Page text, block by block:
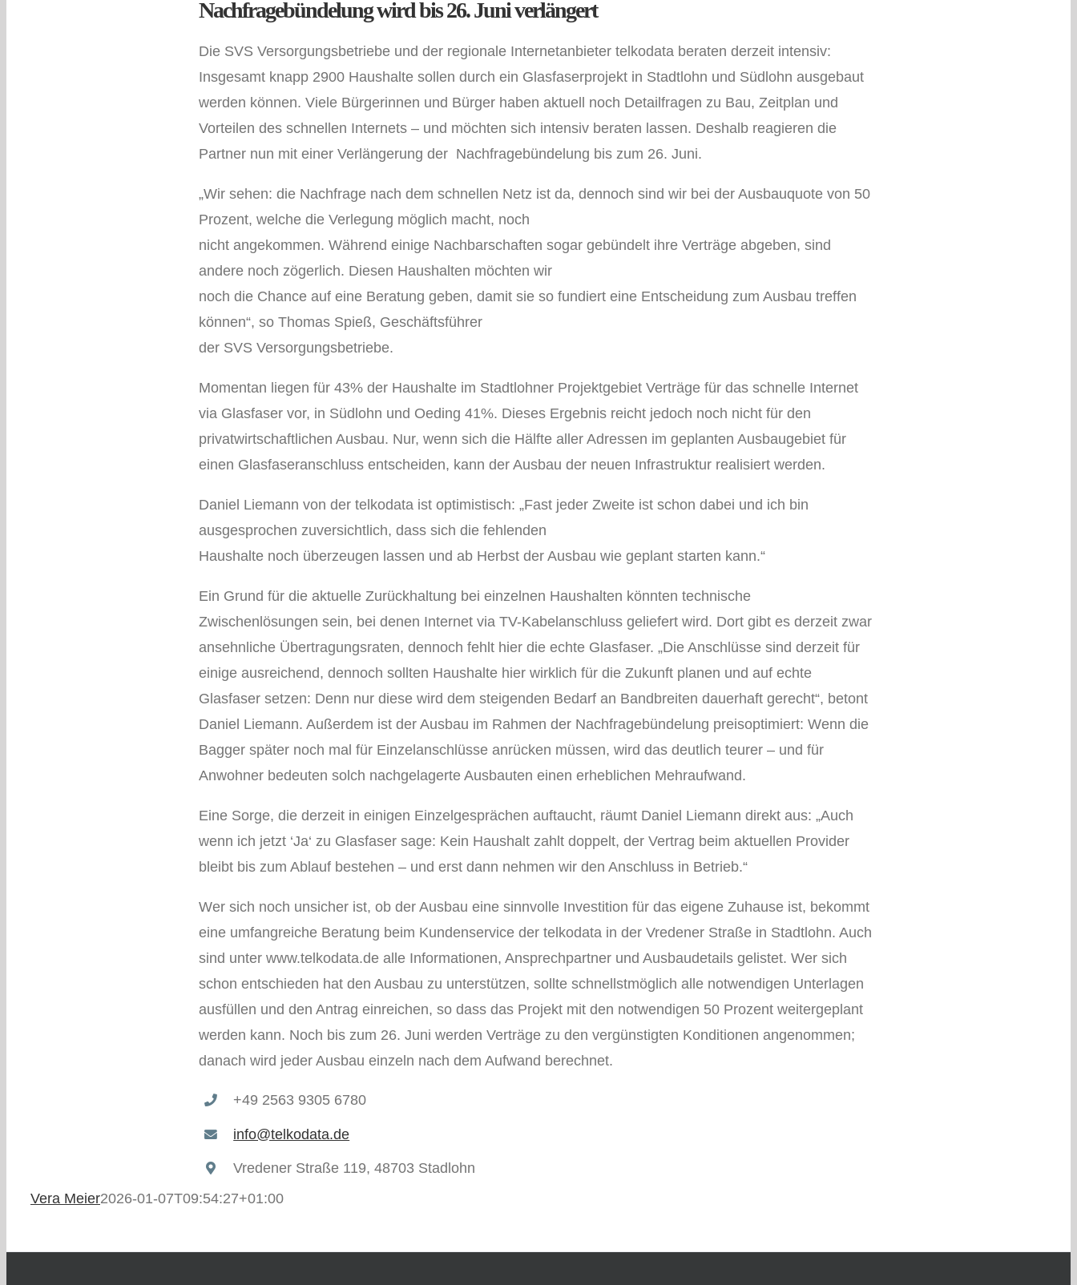
Nachfragebündelung wird bis 26. Juni verlängert
Die SVS Versorgungsbetriebe und der regionale Internetanbieter telkodata beraten derzeit intensiv:
Insgesamt knapp 2900 Haushalte sollen durch ein Glasfaserprojekt in Stadtlohn und Südlohn ausgebaut
werden können. Viele Bürgerinnen und Bürger haben aktuell noch Detailfragen zu Bau, Zeitplan und
Vorteilen des schnellen Internets – und möchten sich intensiv beraten lassen. Deshalb reagieren die
Partner nun mit einer Verlängerung der Nachfragebündelung bis zum 26. Juni.
„Wir sehen: die Nachfrage nach dem schnellen Netz ist da, dennoch sind wir bei der Ausbauquote von 50
Prozent, welche die Verlegung möglich macht, noch
nicht angekommen. Während einige Nachbarschaften sogar gebündelt ihre Verträge abgeben, sind
andere noch zögerlich. Diesen Haushalten möchten wir
noch die Chance auf eine Beratung geben, damit sie so fundiert eine Entscheidung zum Ausbau treffen
können“, so Thomas Spieß, Geschäftsführer
der SVS Versorgungsbetriebe.
Momentan liegen für 43% der Haushalte im Stadtlohner Projektgebiet Verträge für das schnelle Internet
via Glasfaser vor, in Südlohn und Oeding 41%. Dieses Ergebnis reicht jedoch noch nicht für den
privatwirtschaftlichen Ausbau. Nur, wenn sich die Hälfte aller Adressen im geplanten Ausbaugebiet für
einen Glasfaseranschluss entscheiden, kann der Ausbau der neuen Infrastruktur realisiert werden.
Daniel Liemann von der telkodata ist optimistisch: „Fast jeder Zweite ist schon dabei und ich bin
ausgesprochen zuversichtlich, dass sich die fehlenden
Haushalte noch überzeugen lassen und ab Herbst der Ausbau wie geplant starten kann.“
Ein Grund für die aktuelle Zurückhaltung bei einzelnen Haushalten könnten technische
Zwischenlösungen sein, bei denen Internet via TV-Kabelanschluss geliefert wird. Dort gibt es derzeit zwar
ansehnliche Übertragungsraten, dennoch fehlt hier die echte Glasfaser. „Die Anschlüsse sind derzeit für
einige ausreichend, dennoch sollten Haushalte hier wirklich für die Zukunft planen und auf echte
Glasfaser setzen: Denn nur diese wird dem steigenden Bedarf an Bandbreiten dauerhaft gerecht“, betont
Daniel Liemann. Außerdem ist der Ausbau im Rahmen der Nachfragebündelung preisoptimiert: Wenn die
Bagger später noch mal für Einzelanschlüsse anrücken müssen, wird das deutlich teurer – und für
Anwohner bedeuten solch nachgelagerte Ausbauten einen erheblichen Mehraufwand.
Eine Sorge, die derzeit in einigen Einzelgesprächen auftaucht, räumt Daniel Liemann direkt aus: „Auch
wenn ich jetzt ‘Ja‘ zu Glasfaser sage: Kein Haushalt zahlt doppelt, der Vertrag beim aktuellen Provider
bleibt bis zum Ablauf bestehen – und erst dann nehmen wir den Anschluss in Betrieb.“
Wer sich noch unsicher ist, ob der Ausbau eine sinnvolle Investition für das eigene Zuhause ist, bekommt
eine umfangreiche Beratung beim Kundenservice der telkodata in der Vredener Straße in Stadtlohn. Auch
sind unter www.telkodata.de alle Informationen, Ansprechpartner und Ausbaudetails gelistet. Wer sich
schon entschieden hat den Ausbau zu unterstützen, sollte schnellstmöglich alle notwendigen Unterlagen
ausfüllen und den Antrag einreichen, so dass das Projekt mit den notwendigen 50 Prozent weitergeplant
werden kann. Noch bis zum 26. Juni werden Verträge zu den vergünstigten Konditionen angenommen;
danach wird jeder Ausbau einzeln nach dem Aufwand berechnet.
+49 2563 9305 6780
info@telkodata.de
Vredener Straße 119, 48703 Stadlohn
Vera Meier2026-01-07T09:54:27+01:00